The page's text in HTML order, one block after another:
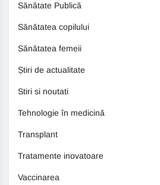
Sănătate Publică
Sănătatea copilului
Sănătatea femeii
Știri de actualitate
Stiri si noutati
Tehnologie în medicină
Transplant
Tratamente inovatoare
Vaccinarea